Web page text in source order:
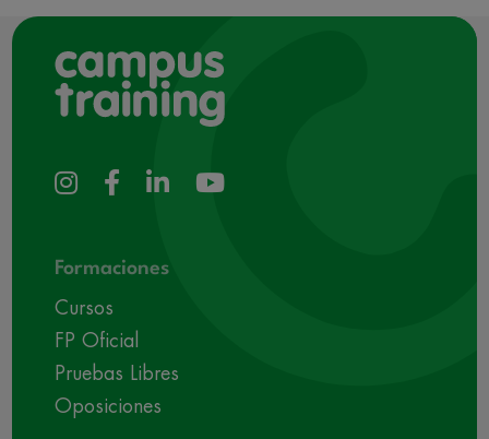
Formaciones
Cursos
FP Oficial
Pruebas Libres
Oposiciones